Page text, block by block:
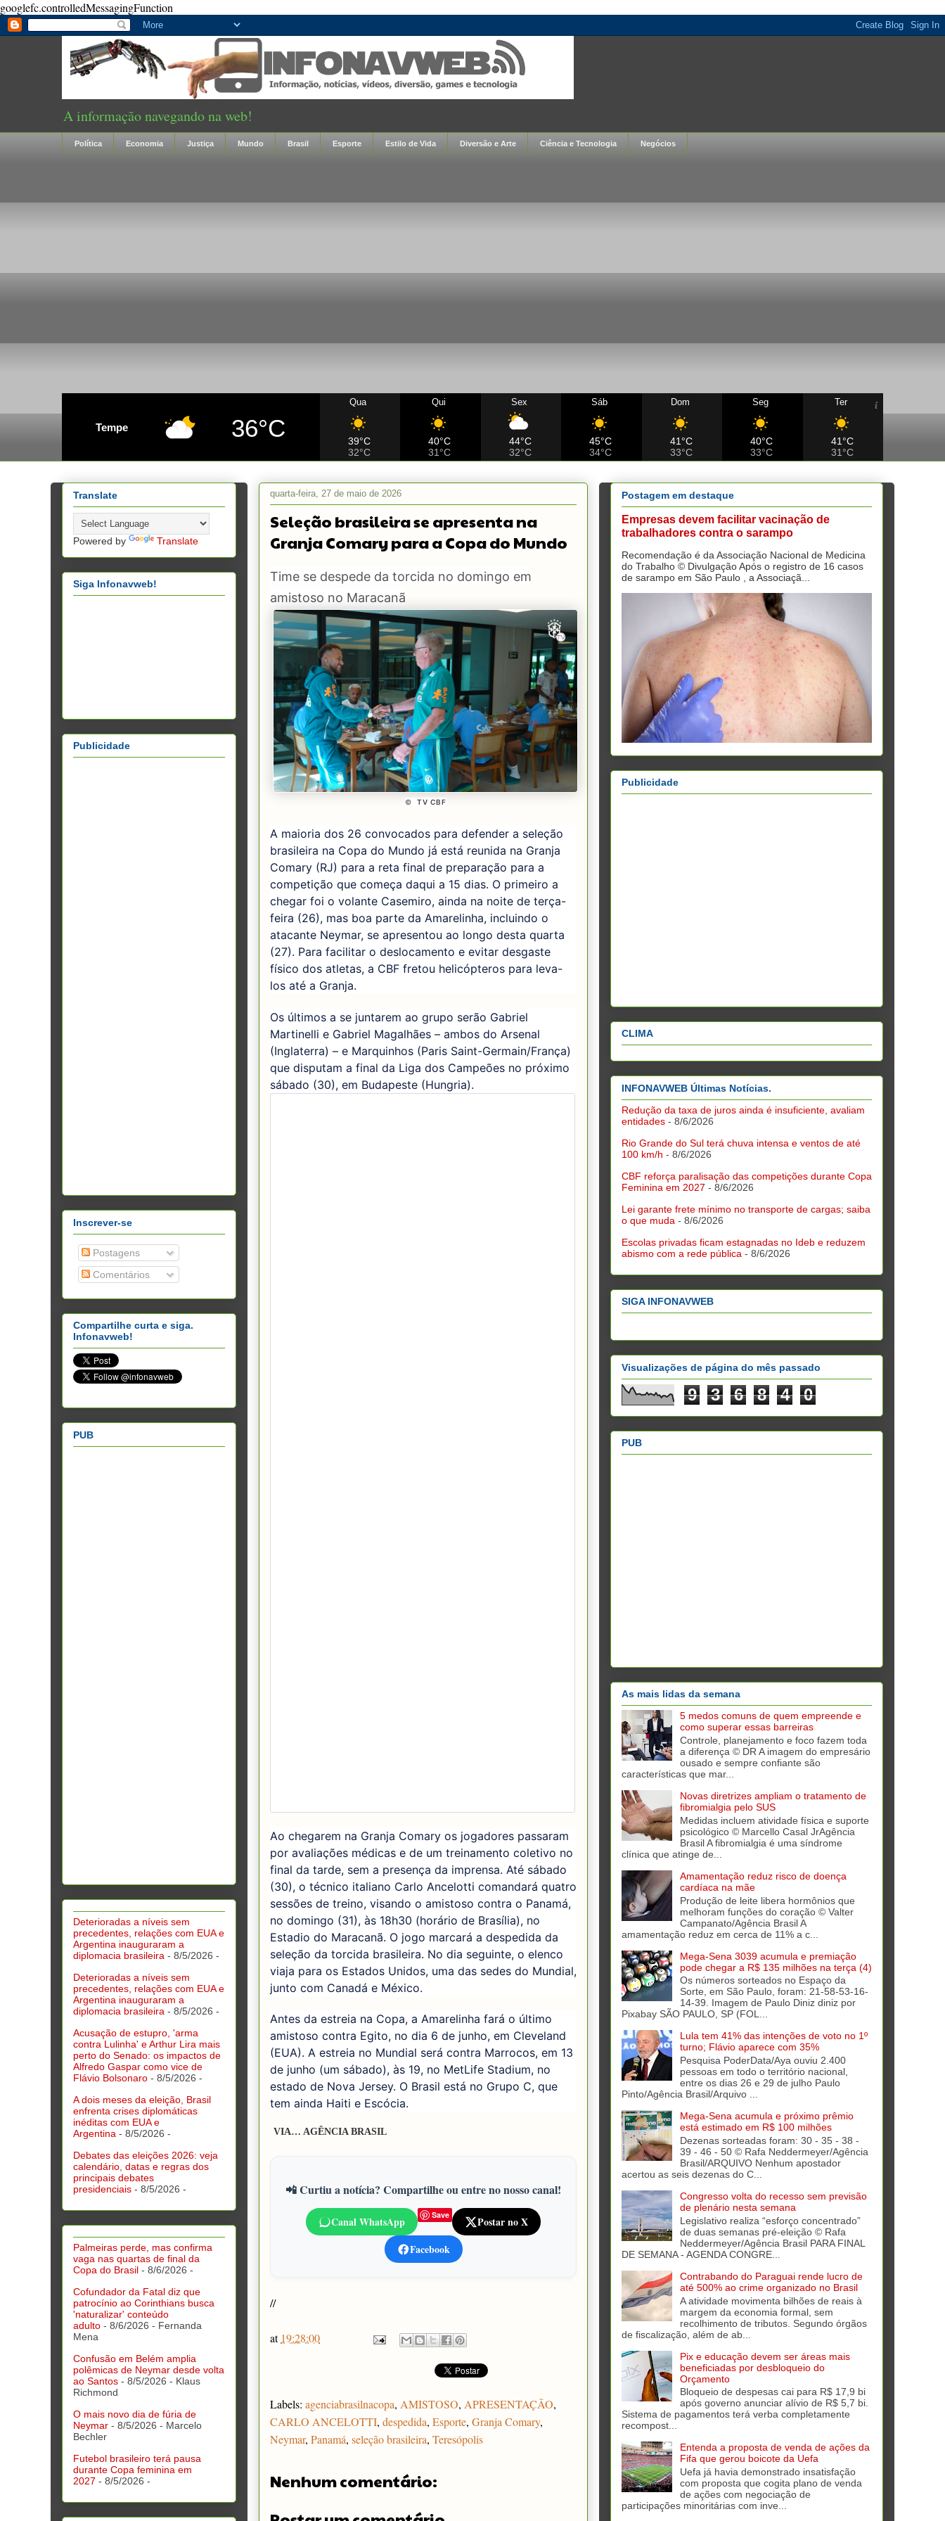
googlefc.controlledMessagingFunction
A informação navegando na web!
Política Economia Justiça Mundo Brasil Esporte Estilo de Vida Diversão e Arte Ciência e Tecnologia Negócios
Tempe 36°C
Qua
39°C
32°C
Qui
40°C
31°C
Sex
44°C
32°C
Sáb
45°C
34°C
Dom
41°C
33°C
Seg
40°C
33°C
Ter
41°C
31°C
quarta-feira, 27 de maio de 2026
Seleção brasileira se apresenta na
Granja Comary para a Copa do Mundo
Time se despede da torcida no domingo em
amistoso no Maracanã
© TV CBF
A maioria dos 26 convocados para defender a seleção
brasileira na Copa do Mundo já está reunida na Granja
Comary (RJ) para a reta final de preparação para a
competição que começa daqui a 15 dias. O primeiro a
chegar foi o volante Casemiro, ainda na noite de terça-
feira (26), mas boa parte da Amarelinha, incluindo o
atacante Neymar, se apresentou ao longo desta quarta
(27). Para facilitar o deslocamento e evitar desgaste
físico dos atletas, a CBF fretou helicópteros para leva-
los até a Granja.
Os últimos a se juntarem ao grupo serão Gabriel
Martinelli e Gabriel Magalhães – ambos do Arsenal
(Inglaterra) – e Marquinhos (Paris Saint-Germain/França)
que disputam a final da Liga dos Campeões no próximo
sábado (30), em Budapeste (Hungria).
Ao chegarem na Granja Comary os jogadores passaram
por avaliações médicas e de um treinamento coletivo no
final da tarde, sem a presença da imprensa. Até sábado
(30), o técnico italiano Carlo Ancelotti comandará quatro
sessões de treino, visando o amistoso contra o Panamá,
no domingo (31), às 18h30 (horário de Brasília), no
Estadio do Maracanã. O jogo marcará a despedida da
seleção da torcida brasileira. No dia seguinte, o elenco
viaja para os Estados Unidos, uma das sedes do Mundial,
junto com Canadá e México.
Antes da estreia na Copa, a Amarelinha fará o último
amistoso contra Egito, no dia 6 de junho, em Cleveland
(EUA). A estreia no Mundial será contra Marrocos, em 13
de junho (um sábado), às 19, no MetLife Stadium, no
estado de Nova Jersey. O Brasil está no Grupo C, que
tem ainda Haiti e Escócia.
VIA… AGÊNCIA BRASIL
📲 Curtiu a notícia? Compartilhe ou entre no nosso canal!
Canal WhatsApp Save
Postar no X
Facebook
//
at 19:28:00
Labels: agenciabrasilnacopa, AMISTOSO, APRESENTAÇÃO,
CARLO ANCELOTTI, despedida, Esporte, Granja Comary,
Neymar, Panamá, seleção brasileira, Teresópolis
Nenhum comentário:
Translate
Powered by Translate
Siga Infonavweb!
Publicidade
Inscrever-se
Postagens
Comentários
Compartilhe curta e siga.
Infonavweb!
PUB
Deterioradas a níveis sem
precedentes, relações com EUA e
Argentina inauguraram a
diplomacia brasileira - 8/5/2026 -
Deterioradas a níveis sem
precedentes, relações com EUA e
Argentina inauguraram a
diplomacia brasileira - 8/5/2026 -
Acusação de estupro, 'arma
contra Lulinha' e Arthur Lira mais
perto do Senado: os impactos de
Alfredo Gaspar como vice de
Flávio Bolsonaro - 8/5/2026 -
A dois meses da eleição, Brasil
enfrenta crises diplomáticas
inéditas com EUA e
Argentina - 8/5/2026 -
Debates das eleições 2026: veja
calendário, datas e regras dos
principais debates
presidenciais - 8/5/2026 -
Palmeiras perde, mas confirma
vaga nas quartas de final da
Copa do Brasil - 8/6/2026 -
Cofundador da Fatal diz que
patrocínio ao Corinthians busca
'naturalizar' conteúdo
adulto - 8/6/2026 - Fernanda
Mena
Confusão em Belém amplia
polêmicas de Neymar desde volta
ao Santos - 8/5/2026 - Klaus
Richmond
O mais novo dia de fúria de
Neymar - 8/5/2026 - Marcelo
Bechler
Futebol brasileiro terá pausa
durante Copa feminina em
2027 - 8/5/2026 -
Postagem em destaque
Empresas devem facilitar vacinação de
trabalhadores contra o sarampo
Recomendação é da Associação Nacional de Medicina
do Trabalho © Divulgação Após o registro de 16 casos
de sarampo em São Paulo , a Associaçã...
Publicidade
CLIMA
INFONAVWEB Últimas Notícias.
Redução da taxa de juros ainda é insuficiente, avaliam
entidades - 8/6/2026
Rio Grande do Sul terá chuva intensa e ventos de até
100 km/h - 8/6/2026
CBF reforça paralisação das competições durante Copa
Feminina em 2027 - 8/6/2026
Lei garante frete mínimo no transporte de cargas; saiba
o que muda - 8/6/2026
Escolas privadas ficam estagnadas no Ideb e reduzem
abismo com a rede pública - 8/6/2026
SIGA INFONAVWEB
Visualizações de página do mês passado
9 3 6 8 4 0
PUB
As mais lidas da semana
5 medos comuns de quem empreende e
como superar essas barreiras
Controle, planejamento e foco fazem toda
a diferença © DR A imagem do empresário
ousado e sempre confiante são
características que mar...
Novas diretrizes ampliam o tratamento de
fibromialgia pelo SUS
Medidas incluem atividade física e suporte
psicológico © Marcello Casal JrAgência
Brasil A fibromialgia é uma síndrome
clínica que atinge de...
Amamentação reduz risco de doença
cardíaca na mãe
Produção de leite libera hormônios que
melhoram funções do coração © Valter
Campanato/Agência Brasil A
amamentação reduz em cerca de 11% a c...
Mega-Sena 3039 acumula e premiação
pode chegar a R$ 135 milhões na terça (4)
Os números sorteados no Espaço da
Sorte, em São Paulo, foram: 21-58-53-16-
14-39. Imagem de Paulo Diniz diniz por
Pixabay SÃO PAULO, SP (FOL...
Lula tem 41% das intenções de voto no 1º
turno; Flávio aparece com 35%
Pesquisa PoderData/Aya ouviu 2.400
pessoas em todo o território nacional,
entre os dias 26 e 29 de julho Paulo
Pinto/Agência Brasil/Arquivo ...
Mega-Sena acumula e próximo prêmio
está estimado em R$ 100 milhões
Dezenas sorteadas foram: 30 - 35 - 38 -
39 - 46 - 50 © Rafa Neddermeyer/Agência
Brasil/ARQUIVO Nenhum apostador
acertou as seis dezenas do C...
Congresso volta do recesso sem previsão
de plenário nesta semana
Legislativo realiza “esforço concentrado”
de duas semanas pré-eleição © Rafa
Neddermeyer/Agência Brasil PARA FINAL
DE SEMANA - AGENDA CONGRE...
Contrabando do Paraguai rende lucro de
até 500% ao crime organizado no Brasil
A atividade movimenta bilhões de reais à
margem da economia formal, sem
recolhimento de tributos. Segundo órgãos
de fiscalização, além de ab...
Pix e educação devem ser áreas mais
beneficiadas por desbloqueio do
Orçamento
Bloqueio de despesas cai para R$ 17,9 bi
após governo anunciar alívio de R$ 5,7 bi.
Sistema de pagamentos terá verba completamente
recompost...
Entenda a proposta de venda de ações da
Fifa que gerou boicote da Uefa
Uefa já havia demonstrado insatisfação
com proposta que cogita plano de venda
de ações com negociação de
participações minoritárias com inve...